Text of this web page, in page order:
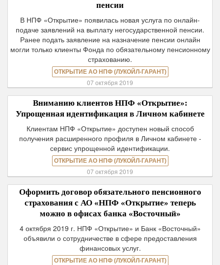
пенсии
В НПФ «Открытие» появилась новая услуга по онлайн-
подаче заявлений на выплату негосударственной пенсии.
Ранее подать заявление на назначение пенсии онлайн
могли только клиенты Фонда по обязательному пенсионному
страхованию.
ОТКРЫТИЕ АО НПФ (ЛУКОЙЛ-ГАРАНТ)
07 октября 2019
Вниманию клиентов НПФ «Открытие»:
Упрощенная идентификация в Личном кабинете
Клиентам НПФ «Открытие» доступен новый способ
получения расширенного профиля в Личном кабинете -
сервис упрощенной идентификации.
ОТКРЫТИЕ АО НПФ (ЛУКОЙЛ-ГАРАНТ)
07 октября 2019
Оформить договор обязательного пенсионного
страхования c АО «НПФ «Открытие» теперь
можно в офисах банка «Восточный»
4 октября 2019 г. НПФ «Открытие» и Банк «Восточный»
объявили о сотрудничестве в сфере предоставления
финансовых услуг.
ОТКРЫТИЕ АО НПФ (ЛУКОЙЛ-ГАРАНТ)